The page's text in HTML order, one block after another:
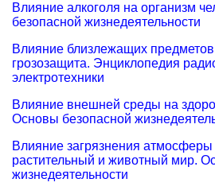
Влияние алкоголя на организм
безопасной жизнедеятельности
Влияние близлежащих
грозозащита. Энциклопедия
электротехники
Влияние внешней среды на
Основы безопасной
Влияние загрязнения атмосферы
растительный и животный мир.
жизнедеятельности